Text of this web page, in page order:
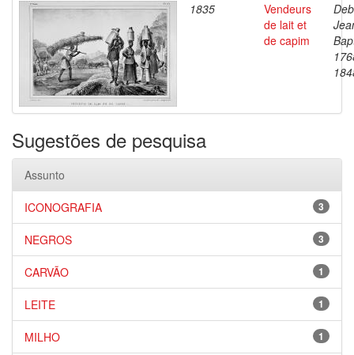
1835
Vendeurs
de lait et
de capim
Sugestões de pesquisa
Assunto
3
ICONOGRAFIA
3
NEGROS
1
CARVÃO
1
LEITE
1
MILHO